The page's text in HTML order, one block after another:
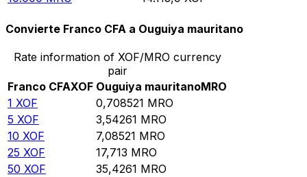
Convierte Franco CFA a Ouguiya mauritano
Rate information of XOF/MRO currency
pair
Franco CFAXOF Ouguiya mauritanoMRO
1 XOF 0,708521 MRO
5 XOF 3,54261 MRO
10 XOF 7,08521 MRO
25 XOF 17,713 MRO
50 XOF 35,4261 MRO